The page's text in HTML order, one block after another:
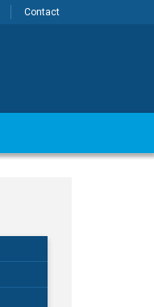
Contact